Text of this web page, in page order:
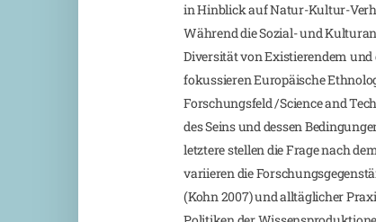
in Hinblick auf Natur-Kultur-
Während die Sozial- und
Diversität von Existierendem
fokussieren Europäische
Forschungsfeld /Science and
des Seins und dessen
letztere stellen die Frage nach
variieren die
(Kohn 2007) und alltäglicher